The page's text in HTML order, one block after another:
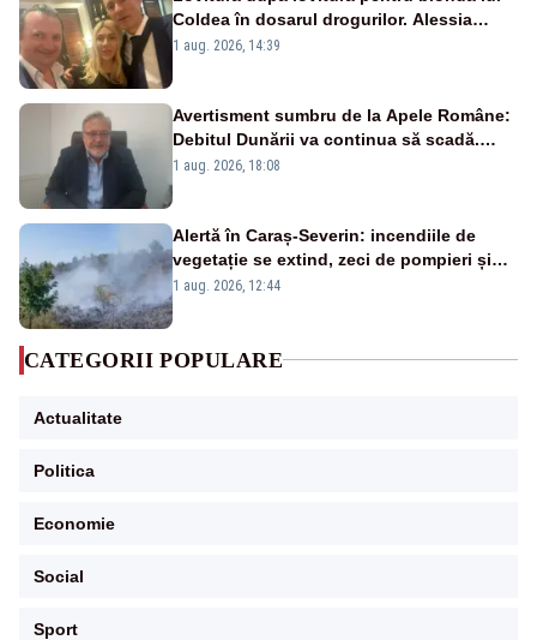
Coldea în dosarul drogurilor. Alessia
Păcuraru explică decizia magistraților
1 aug. 2026, 14:39
Avertisment sumbru de la Apele Române:
Debitul Dunării va continua să scadă.
Cernavodă s-ar putea închide în 4 zile
1 aug. 2026, 18:08
Alertă în Caraș-Severin: incendiile de
vegetație se extind, zeci de pompieri și
silvicultori se luptă cu flăcările - VIDEO
1 aug. 2026, 12:44
CATEGORII POPULARE
Actualitate
Politica
Economie
Social
Sport